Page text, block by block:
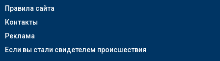
Правила сайта
Контакты
Реклама
Если вы стали свидетелем происшествия